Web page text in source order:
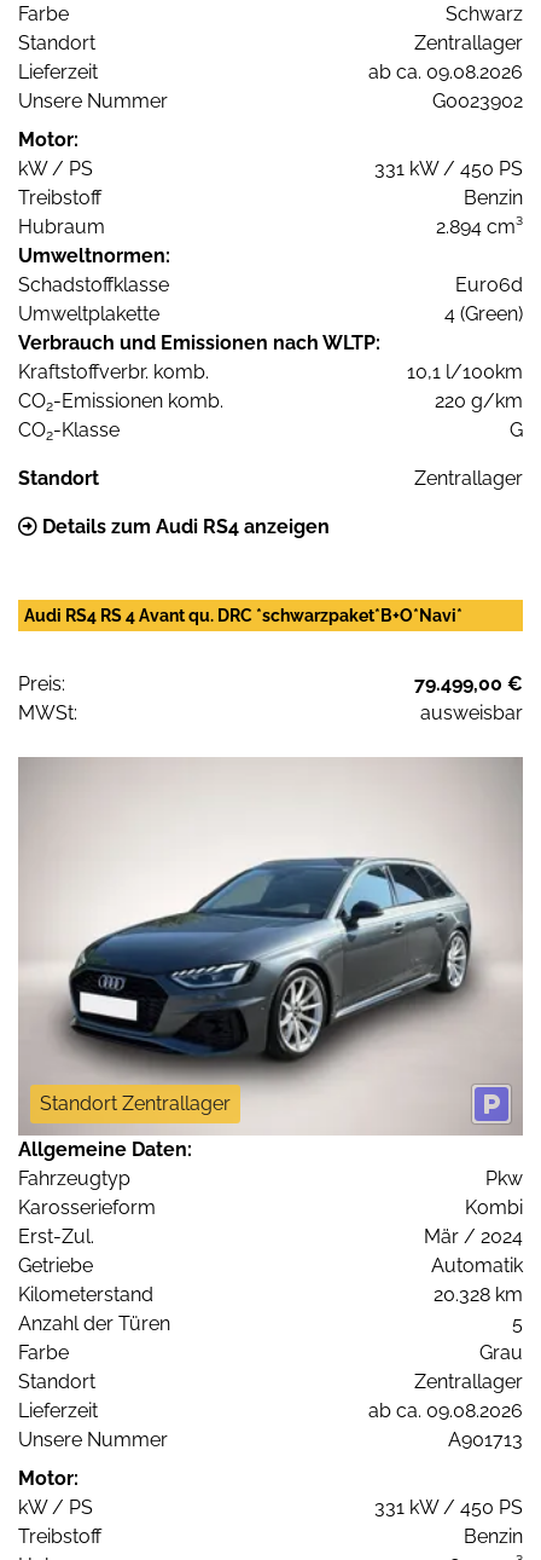
Farbe
Schwarz
Standort
Zentrallager
Lieferzeit
ab ca. 09.08.2026
Unsere Nummer
G0023902
Motor:
kW / PS
331 kW / 450 PS
Treibstoff
Benzin
Hubraum
2.894 cm³
Umweltnormen:
Schadstoffklasse
Euro6d
Umweltplakette
4 (Green)
Verbrauch und Emissionen nach WLTP:
Kraftstoffverbr. komb.
10,1 l/100km
CO2-Emissionen komb.
220 g/km
CO2-Klasse G
Standort Zentrallager
Details zum Audi RS4 anzeigen
Audi RS4 RS 4 Avant qu. DRC *schwarzpaket*B+O*Navi*
Preis:
79.499,00 €
MWSt:
ausweisbar
Standort Zentrallager
Allgemeine Daten:
Fahrzeugtyp
Pkw
Karosserieform
Kombi
Erst-Zul.
Mär / 2024
Getriebe
Automatik
Kilometerstand
20.328 km
Anzahl der Türen
5
Farbe
Grau
Standort
Zentrallager
Lieferzeit
ab ca. 09.08.2026
Unsere Nummer
A901713
Motor:
kW / PS
331 kW / 450 PS
Treibstoff
Benzin